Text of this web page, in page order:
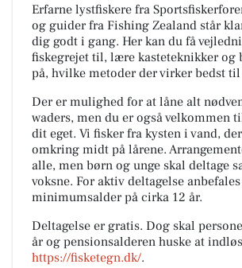
Erfarne lystfiskere fra
og guider fra Fishing Zealand står
dig godt i gang. Her kan du få
fiskegrejet til, lære kasteteknikker og
på, hvilke metoder der virker bedst
Der er mulighed for at låne alt
waders, men du er også velkommen
dit eget. Vi fisker fra kysten i vand,
omkring midt på lårene.
alle, men børn og unge skal deltage
voksne. For aktiv deltagelse
minimumsalder på cirka 12 år.
Deltagelse er gratis. Dog skal
år og pensionsalderen huske at
https://fisketegn.dk/.